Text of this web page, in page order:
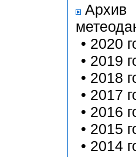
Архив
• 2020
• 2019
• 2018
• 2017
• 2016
• 2015
• 2014